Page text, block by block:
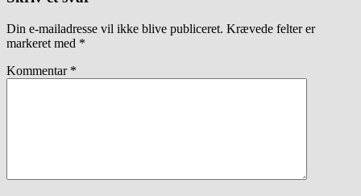
Din e-mailadresse vil ikke blive publiceret. Krævede felter er
markeret med *
Kommentar *